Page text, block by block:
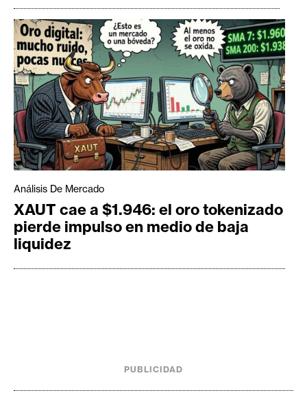
Análisis De Mercado
XAUT cae a $1.946: el oro tokenizado
pierde impulso en medio de baja
liquidez
PUBLICIDAD